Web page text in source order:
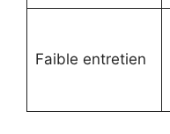
Faible entretien